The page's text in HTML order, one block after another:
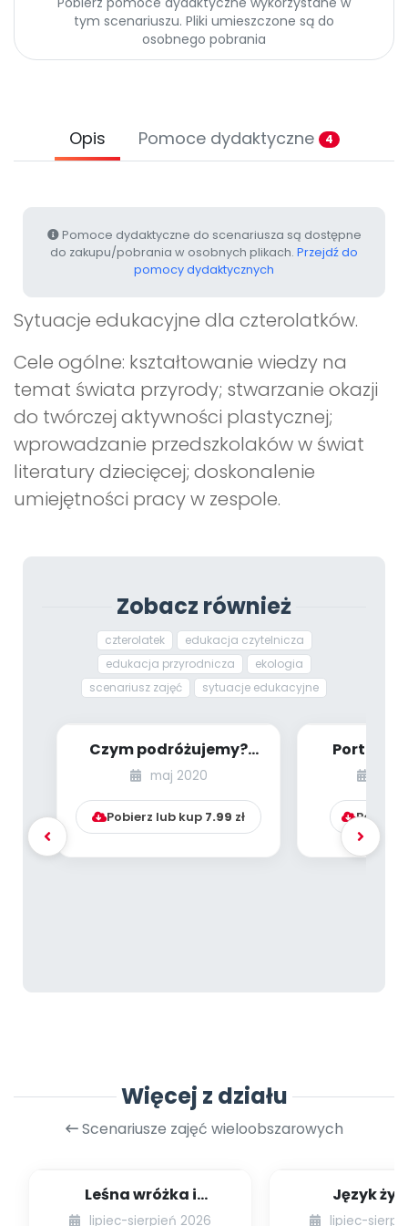
Archiwalne numery
Promocje
tym scenariuszu. Pliki umieszczone są do
osobnego pobrania
Opis Pomoce dydaktyczne 4
Pomoce dydaktyczne do scenariusza są dostępne
do zakupu/pobrania w osobnych plikach. Przejdź do
pomocy dydaktycznych
Sytuacje edukacyjne dla czterolatków.
Cele ogólne: kształtowanie wiedzy na
temat świata przyrody; stwarzanie okazji
do twórczej aktywności plastycznej;
wprowadzanie przedszkolaków w świat
literatury dziecięcej; doskonalenie
umiejętności pracy w zespole.
Zobacz również
czterolatek
edukacja czytelnicza
edukacja przyrodnicza
ekologia
scenariusz zajęć
sytuacje edukacyjne
Czym podróżujemy?
[PBP - dzieci młodsze -
numer 1]
maj 2020
Pobierz lub kup 7.99 zł
Portret
[PBP -
Więcej z działu
Scenariusze zajęć wieloobszarowych
Leśna wróżka i
przyjaciele
lipiec-sierpień 2026
Język
lipiec-